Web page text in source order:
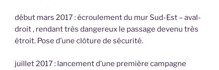
début mars 2017 : écroulement du mur Sud-Est – aval-
droit , rendant très dangereux le passage devenu très
étroit. Pose d’une clôture de sécurité.
juillet 2017 : lancement d’une première campagne